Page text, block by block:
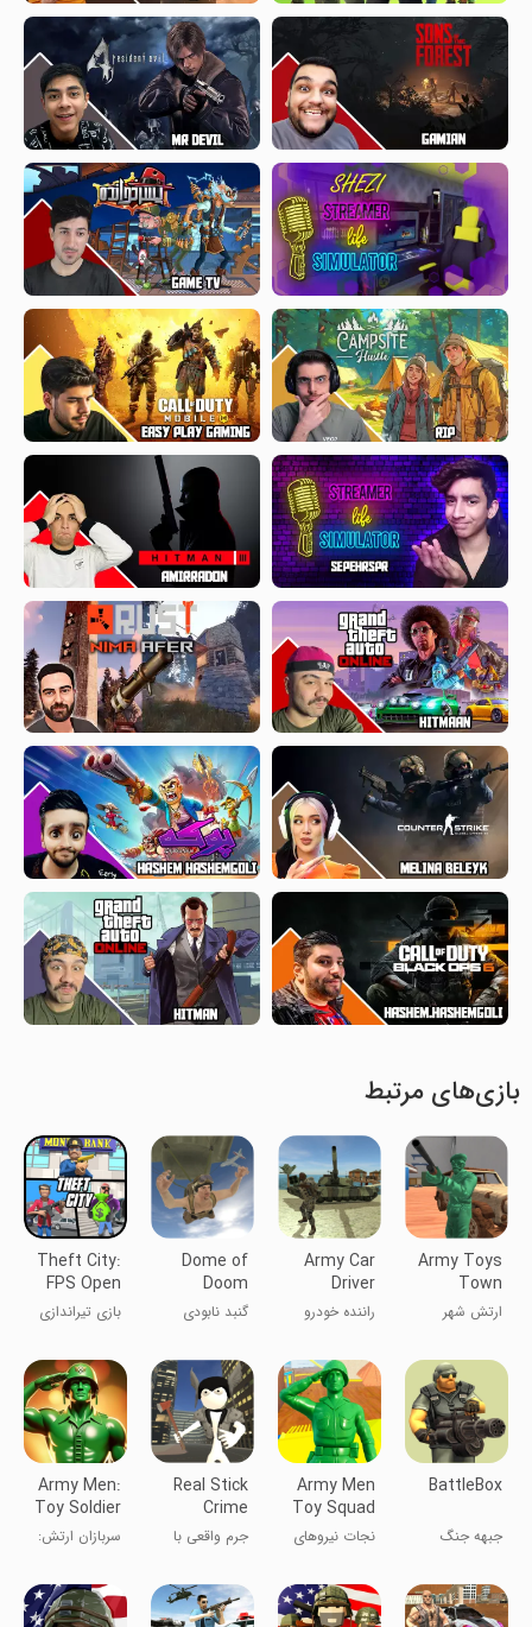
بازی‌های مرتبط
Army Toys
Town
ارتش شهر
Army Car
Driver
راننده خودرو
Dome of
Doom
گنبد نابودی
Theft City:
FPS Open
World
بازی تیراندازی
BattleBox
جبهه جنگ
Army Men
Toy Squad
Survival Wa
نجات نیروهای
ارتش
Real Stick
Crime
جرم واقعی با
Army Men:
Toy Soldier
Battles
سربازان ارتش:
اسباب‌بازی